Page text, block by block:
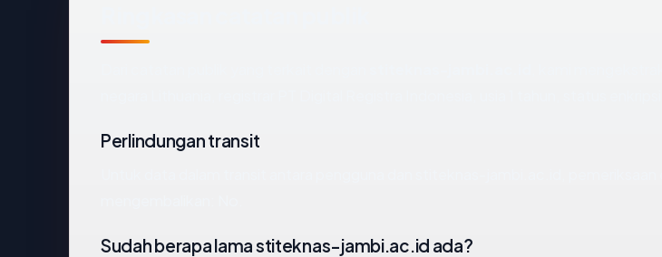
Perlindungan transit
Sudah berapa lama stiteknas-jambi.ac.id ada?